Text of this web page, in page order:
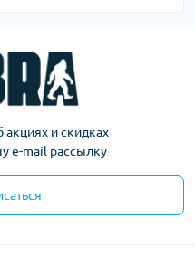
и скидках
e-mail рассылку